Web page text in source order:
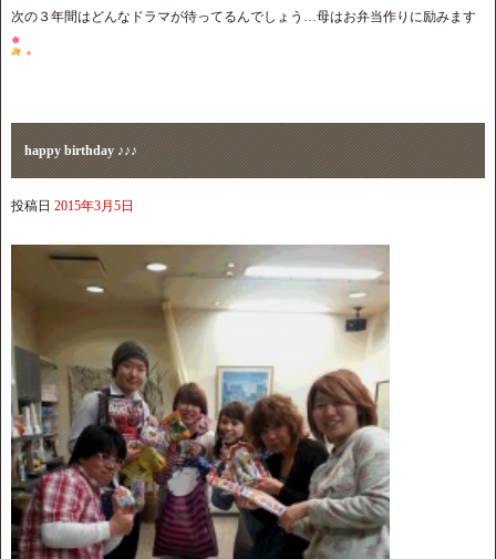
次の３年間はどんなドラマが待ってるんでしょう…母はお弁当作りに励みます
happy birthday ♪♪♪
投稿日 2015年3月5日